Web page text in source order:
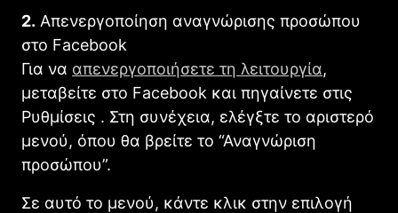
2. Απενεργοποίηση αναγνώρισης προσώπου
στο Facebook
Για να απενεργοποιήσετε τη λειτουργία,
μεταβείτε στο Facebook και πηγαίνετε στις
Ρυθμίσεις . Στη συνέχεια, ελέγξτε το αριστερό
μενού, όπου θα βρείτε το “Αναγνώριση
προσώπου”.
Σε αυτό το μενού, κάντε κλικ στην επιλογή